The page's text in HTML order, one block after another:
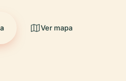
Ver mapa